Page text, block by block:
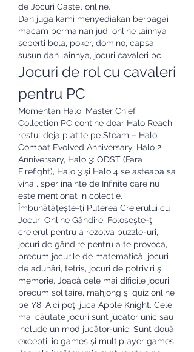
de Jocuri Castel online.
Dan juga kami menyediakan berbagai
macam permainan judi online lainnya
seperti bola, poker, domino, capsa
susun dan lainnya, jocuri cavaleri pc.
Jocuri de rol cu cavaleri
pentru PC
Momentan Halo: Master Chief
Collection PC contine doar Halo Reach
restul deja platite pe Steam – Halo:
Combat Evolved Anniversary, Halo 2:
Anniversary, Halo 3: ODST (Fara
Firefight), Halo 3 și Halo 4 se asteapa sa
vina , sper inainte de Infinite care nu
este mentionat in colectie.
Îmbunătățește-ți Puterea Creierului cu
Jocuri Online Gândire. Foloseşte-ţi
creierul pentru a rezolva puzzle-uri,
jocuri de gândire pentru a te provoca,
precum jocurile de matematică, jocuri
de adunări, tetris, jocuri de potriviri şi
memorie. Joacă cele mai dificile jocuri
precum solitaire, mahjong şi quiz online
pe Y8. Aici poţi juca Apple Knight. Cele
mai căutate jocuri sunt jucător unic sau
include un mod jucător-unic. Sunt două
excepții io games și multiplayer games.